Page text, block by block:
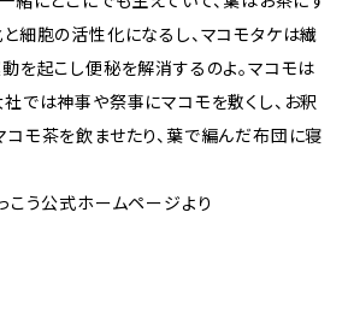
細胞の活性化になるし、マコモタケは繊
を起こし便秘を解消するのよ。マコモは
では神事や祭事にマコモを敷くし、お釈
モ茶を飲ませたり、葉で編んだ布団に寝
こう公式ホームページより